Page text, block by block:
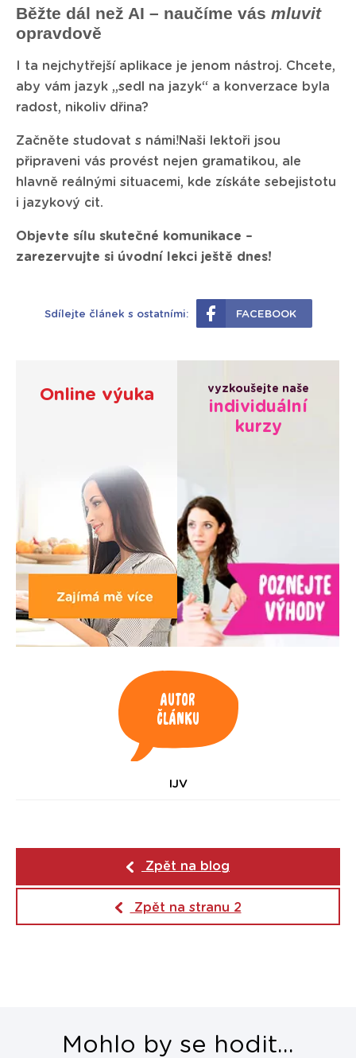
Běžte dál než AI – naučíme vás mluvit
opravdově
I ta nejchytřejší aplikace je jenom nástroj. Chcete,
aby vám jazyk „sedl na jazyk“ a konverzace byla
radost, nikoliv dřina?
Začněte studovat s námi!Naši lektoři jsou
připraveni vás provést nejen gramatikou, ale
hlavně reálnými situacemi, kde získáte sebejistotu
i jazykový cit.
Objevte sílu skutečné komunikace –
zarezervujte si úvodní lekci ještě dnes!
Sdílejte článek s ostatními: FACEBOOK
Online výuka vyzkoušejte naše
individuální
kurzy
Autor
článku
IJV
Zpět na blog
Zpět na stranu 2
Mohlo by se hodit...